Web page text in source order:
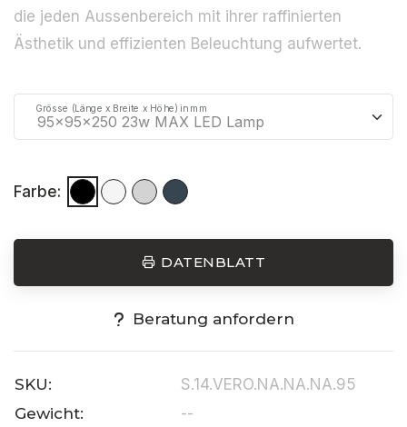
die jeden Aussenbereich mit ihrer raffinierten
Ästhetik und effizienten Beleuchtung aufwertet.
Grösse (Länge x Breite x Höhe) in mm
Farbe:
DATENBLATT
Beratung anfordern
SKU:
S.14.VERO.NA.NA.NA.95
Gewicht:
--